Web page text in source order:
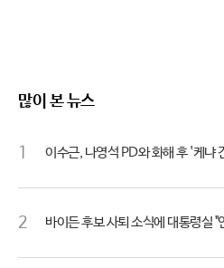
많이 본 뉴스
1 이수근, 나영석 PD와 화해 후 '케냐
2 바이든 후보 사퇴 소식에 대통령실